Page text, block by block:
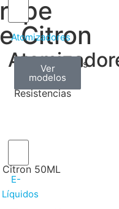
Atomizadores
Claromizadores
Ver
modelos
Reconstruíveis
Ver
modelos
Resistencias
Ver
modelos
E-
Líquidos
Citron
Citron 50ML